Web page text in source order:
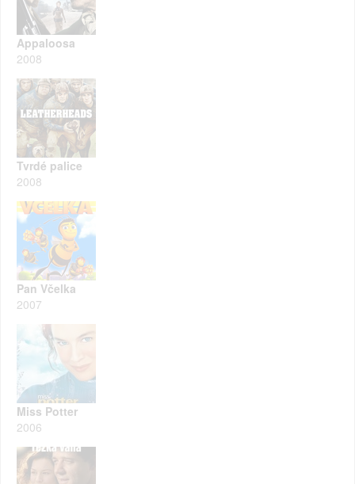
Appaloosa
2008
Tvrdé palice
2008
Pan Včelka
2007
Miss Potter
2006